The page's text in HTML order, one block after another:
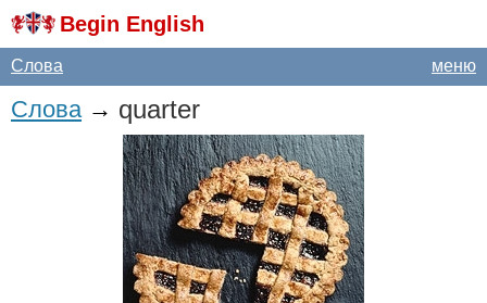
Begin English
меню
Слова
Слова→ quarter